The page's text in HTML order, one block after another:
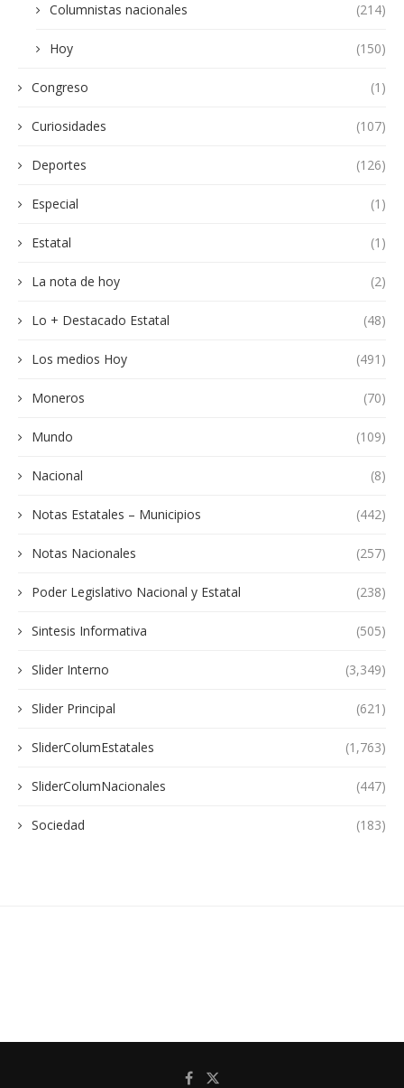
Columnistas nacionales (214)
Hoy (150)
Congreso (1)
Curiosidades (107)
Deportes (126)
Especial (1)
Estatal (1)
La nota de hoy (2)
Lo + Destacado Estatal (48)
Los medios Hoy (491)
Moneros (70)
Mundo (109)
Nacional (8)
Notas Estatales – Municipios (442)
Notas Nacionales (257)
Poder Legislativo Nacional y Estatal (238)
Sintesis Informativa (505)
Slider Interno (3,349)
Slider Principal (621)
SliderColumEstatales (1,763)
SliderColumNacionales (447)
Sociedad (183)